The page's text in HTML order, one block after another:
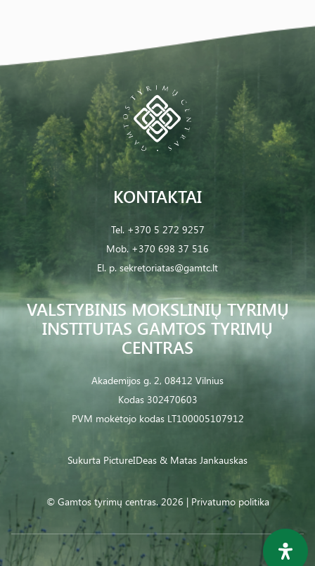
VALSTYBINIS MOKSLINIŲ TYRIMŲ
INSTITUTAS GAMTOS TYRIMŲ
CENTRAS
Akademijos g. 2, 08412 Vilnius
Kodas 302470603
PVM mokėtojo kodas LT100005107912
KONTAKTAI
Tel. +370 5 272 9257
Mob. +370 698 37 516
El. p. sekretoriatas@gamtc.lt
© Gamtos tyrimų centras. 2026 | Privatumo politika
Sukurta PictureIDeas & Matas Jankauskas